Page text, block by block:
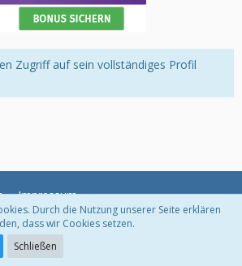
Zugriff auf sein vollständiges Profil
Impressum
Software:
Durch die Nutzung unserer Seite erklären
dass wir Cookies setzen.
Schließen